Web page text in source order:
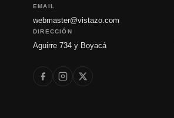
EMAIL
webmaster@vistazo.com
DIRECCIÓN
Aguirre 734 y Boyacá